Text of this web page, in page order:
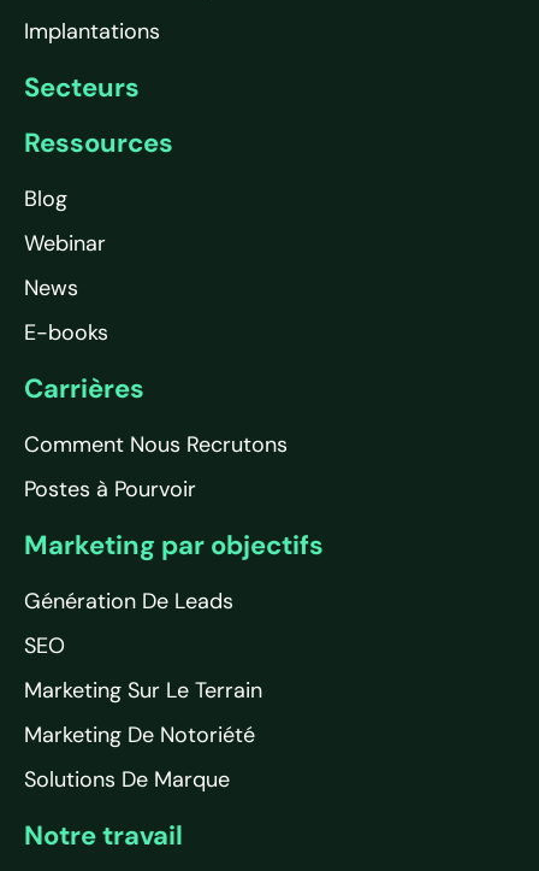
Implantations
Secteurs
Ressources
Blog
Webinar
News
E-books
Carrières
Comment Nous Recrutons
Postes à Pourvoir
Marketing par objectifs
Génération De Leads
SEO
Marketing Sur Le Terrain
Marketing De Notoriété
Solutions De Marque
Notre travail